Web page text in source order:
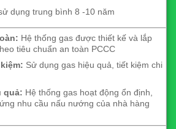
dụng trung bình 8 -10 năm
Hệ thống gas được thiết kế và lắp
tiêu chuẩn an toàn PCCC
Sử dụng gas hiệu quả, tiết kiệm chi
quả: Hệ thống gas hoạt động ổn định,
nhu cầu nấu nướng của nhà hàng